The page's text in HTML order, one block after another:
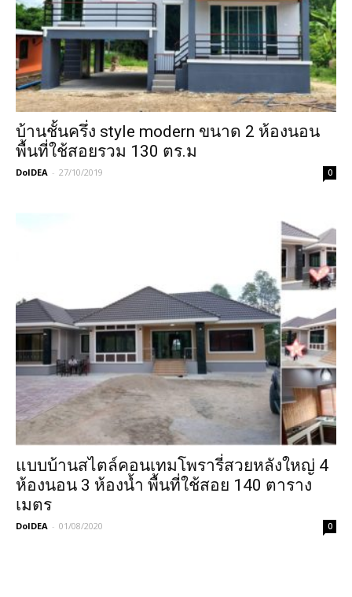
บ้านชั้นครึ่ง style modern ขนาด 2 ห้องนอน
พื้นที่ใช้สอยรวม 130 ตร.ม
DoIDEA - 27/10/2019 0
แบบบ้านสไตล์คอนเทมโพรารี่สวยหลังใหญ่ 4
ห้องนอน 3 ห้องน้ำ พื้นที่ใช้สอย 140 ตาราง
เมตร
DoIDEA - 01/08/2020 0